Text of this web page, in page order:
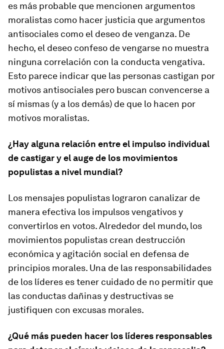
es más probable que mencionen argumentos
moralistas como hacer justicia que argumentos
antisociales como el deseo de venganza. De
hecho, el deseo confeso de vengarse no muestra
ninguna correlación con la conducta vengativa.
Esto parece indicar que las personas castigan por
motivos antisociales pero buscan convencerse a
sí mismas (y a los demás) de que lo hacen por
motivos moralistas.
¿Hay alguna relación entre el impulso individual
de castigar y el auge de los movimientos
populistas a nivel mundial?
Los mensajes populistas lograron canalizar de
manera efectiva los impulsos vengativos y
convertirlos en votos. Alrededor del mundo, los
movimientos populistas crean destrucción
económica y agitación social en defensa de
principios morales. Una de las responsabilidades
de los líderes es tener cuidado de no permitir que
las conductas dañinas y destructivas se
justifiquen con excusas morales.
¿Qué más pueden hacer los líderes responsables